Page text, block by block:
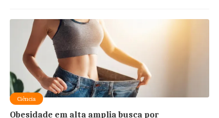
Ciência
Obesidade em alta amplia busca por